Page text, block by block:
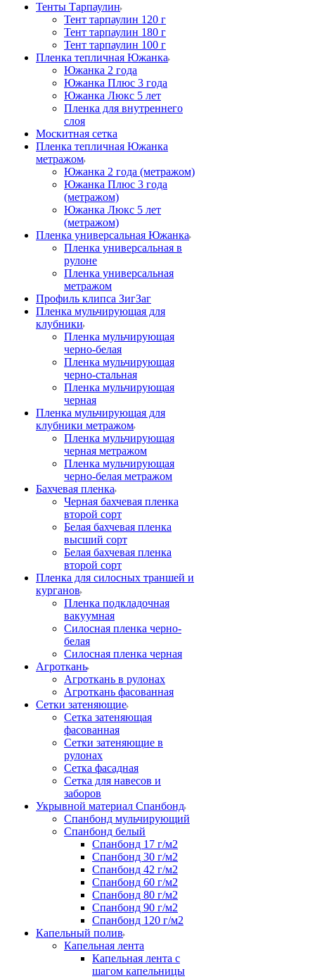
Тенты Тарпаулин
Тент тарпаулин 120 г
Тент тарпаулин 180 г
Тент тарпаулин 100 г
Пленка тепличная Южанка
Южанка 2 года
Южанка Плюс 3 года
Южанка Люкс 5 лет
Пленка для внутреннего
слоя
Москитная сетка
Пленка тепличная Южанка
метражом
Южанка 2 года (метражом)
Южанка Плюс 3 года
(метражом)
Южанка Люкс 5 лет
(метражом)
Пленка универсальная Южанка
Пленка универсальная в
рулоне
Пленка универсальная
метражом
Профиль клипса ЗигЗаг
Пленка мульчирующая для
клубники
Пленка мульчирующая
черно-белая
Пленка мульчирующая
черно-стальная
Пленка мульчирующая
черная
Пленка мульчирующая для
клубники метражом
Пленка мульчирующая
черная метражом
Пленка мульчирующая
черно-белая метражом
Бахчевая пленка
Черная бахчевая пленка
второй сорт
Белая бахчевая пленка
высший сорт
Белая бахчевая пленка
второй сорт
Пленка для силосных траншей и
курганов
Пленка подкладочная
вакуумная
Силосная пленка черно-
белая
Силосная пленка черная
Агроткань
Агроткань в рулонах
Агроткань фасованная
Сетки затеняющие
Сетка затеняющая
фасованная
Сетки затеняющие в
рулонах
Сетка фасадная
Сетка для навесов и
заборов
Укрывной материал Спанбонд
Спанбонд мульчирующий
Спанбонд белый
Спанбонд 17 г/м2
Спанбонд 30 г/м2
Спанбонд 42 г/м2
Спанбонд 60 г/м2
Спанбонд 80 г/м2
Спанбонд 90 г/м2
Спанбонд 120 г/м2
Капельный полив
Капельная лента
Капельная лента с
шагом капельницы